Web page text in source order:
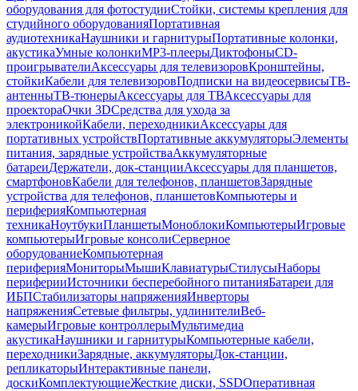
оборудования для фотостудииСтойки, системы крепления для
студийного оборудованияПортативная
аудиотехникаНаушники и гарнитурыПортативные колонки,
акустикаУмные колонкиMP3-плеерыДиктофоныCD-
проигрывателиАксессуары для телевизоровКронштейны,
стойкиКабели для телевизоровПодписки на видеосервисыТВ-
антенныТВ-тюнерыАксессуары для ТВАксессуары для
проектораОчки 3DСредства для ухода за
электроникойКабели, переходникиАксессуары для
портативных устройствПортативные аккумуляторыЭлементы
питания, зарядные устройстваАккумуляторные
батареиДержатели, док-станцииАксессуары для планшетов,
смартфоновКабели для телефонов, планшетовЗарядные
устройства для телефонов, планшетовКомпьютеры и
периферияКомпьютерная
техникаНоутбукиПланшетыМоноблокиКомпьютерыИгровые
компьютерыИгровые консолиСерверное
оборудованиеКомпьютерная
периферияМониторыМышиКлавиатурыСтилусыНаборы
периферииИсточники бесперебойного питанияБатареи для
ИБПСтабилизаторы напряженияИнверторы
напряженияСетевые фильтры, удлинителиВеб-
камерыИгровые контроллерыМультимедиа
акустикаНаушники и гарнитурыКомпьютерные кабели,
переходникиЗарядные, аккумуляторыДок-станции,
репликаторыИнтерактивные панели,
доскиКомплектующиеЖесткие диски, SSDОперативная